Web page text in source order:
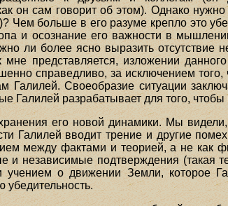
он сам говорит об этом). Однако нужно
Чем больше в его разуме крепло это
и осознание его важности в
ли более ясно выразить отсутствие
представляется, изложении
справедливо, за исключением
Галилей. Своеобразие ситуации
Галилей разрабатывает для того,
его новой динамики. Мы
Галилей вводит трение и другие
между фактами и теорией, а не как
и независимые подтверждения (такая
учением о движении Земли, которое